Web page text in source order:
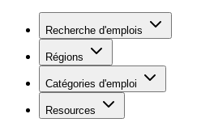
Recherche d'emplois
Régions
Catégories d'emploi
Resources